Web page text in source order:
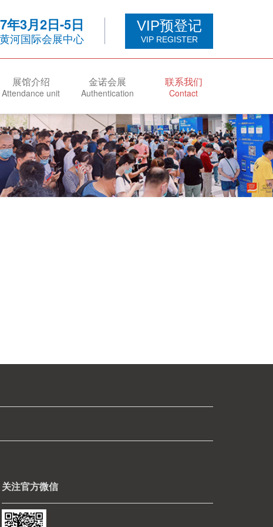
年3月2日-5日
河国际会展中心
VIP预登记
VIP REGISTER
展馆介绍
Attendance unit
金诺会展
Authentication
联系我们
Contact
关注官方微信